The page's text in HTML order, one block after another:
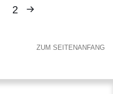
2
Nächste
ZUM SEITENANFANG